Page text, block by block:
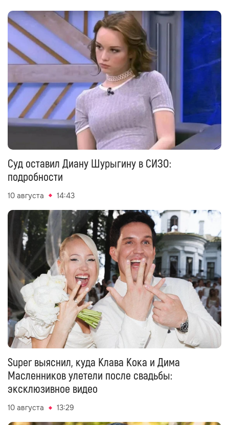
Суд оставил Диану Шурыгину в СИЗО:
подробности
10 августа 14:43
Super выяснил, куда Клава Кока и Дима
Масленников улетели после свадьбы:
эксклюзивное видео
10 августа 13:29